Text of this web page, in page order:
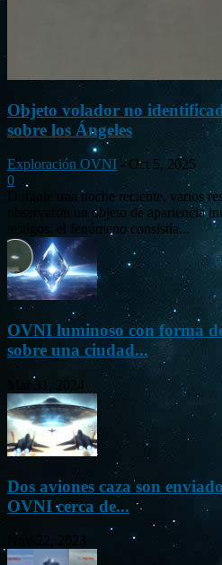
Objeto volador no
sobre los Ángeles
Exploración OVNI - Oct 5, 2025
0
Durante una noche reciente, varios
observaron un objeto de apariencia
testigos, el fenómeno consistía...
OVNI luminoso con forma
sobre una ciudad...
Mar 31, 2024
Dos aviones caza son
OVNI cerca de...